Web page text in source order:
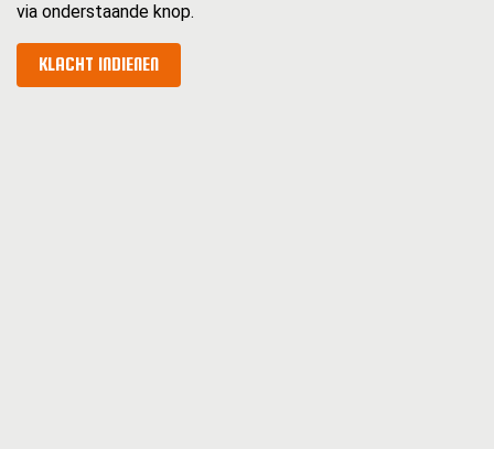
via onderstaande knop.
KLACHT INDIENEN